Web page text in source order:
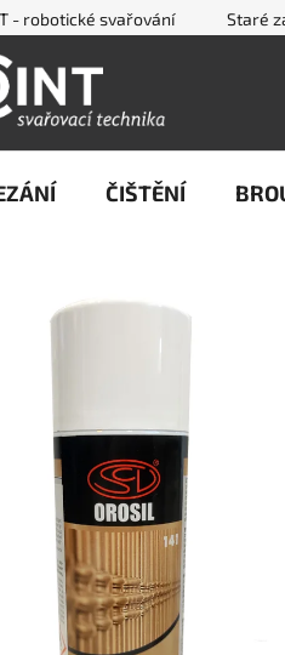
- robotické svařování Staré
ČIŠTĚNÍ